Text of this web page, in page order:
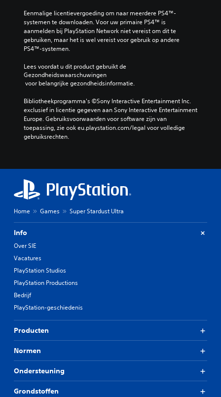
Eenmalige licentievergoeding om naar meerdere PS4™-
systemen te downloaden. Voor uw primaire PS4™ is
aanmelden bij PlayStation Network niet vereist om dit te
gebruiken, maar het is wel vereist voor gebruik op andere
PS4™-systemen.
Lees voordat u dit product gebruikt de
Gezondheidswaarschuwingen
voor belangrijke gezondheidsinformatie.
Bibliotheekprogramma's ©Sony Interactive Entertainment Inc.
exclusief in licentie gegeven aan Sony Interactive Entertainment
Europe. Gebruiksvoorwaarden voor software zijn van
toepassing, zie ook eu.playstation.com/legal voor volledige
gebruiksrechten.
Home Games Super Stardust Ultra
Info
Over SIE
Vacatures
PlayStation Studios
PlayStation Productions
Bedrijf
PlayStation-geschiedenis
Producten
Normen
Ondersteuning
Grondstoffen